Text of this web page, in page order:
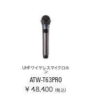
UHFワイヤレスマイクロホ
ン
ATW-T63PRO
¥ 48,400 (税込)